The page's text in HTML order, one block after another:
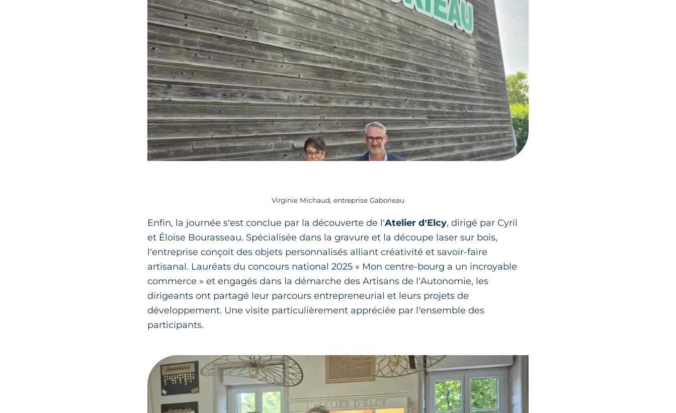
Virginie Michaud, entreprise Gaborieau
Enfin, la journée s’est conclue par la découverte de l’Atelier d’Elcy, dirigé par Cyril
et Éloïse Bourasseau. Spécialisée dans la gravure et la découpe laser sur bois,
l’entreprise conçoit des objets personnalisés alliant créativité et savoir-faire
artisanal. Lauréats du concours national 2025 « Mon centre-bourg a un incroyable
commerce » et engagés dans la démarche des Artisans de l’Autonomie, les
dirigeants ont partagé leur parcours entrepreneurial et leurs projets de
développement. Une visite particulièrement appréciée par l’ensemble des
participants.